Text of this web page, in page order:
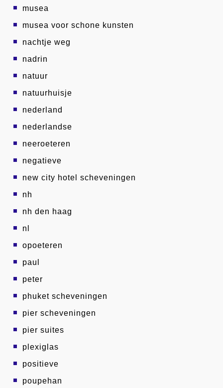
musea
musea voor schone kunsten
nachtje weg
nadrin
natuur
natuurhuisje
nederland
nederlandse
neeroeteren
negatieve
new city hotel scheveningen
nh
nh den haag
nl
opoeteren
paul
peter
phuket scheveningen
pier scheveningen
pier suites
plexiglas
positieve
poupehan